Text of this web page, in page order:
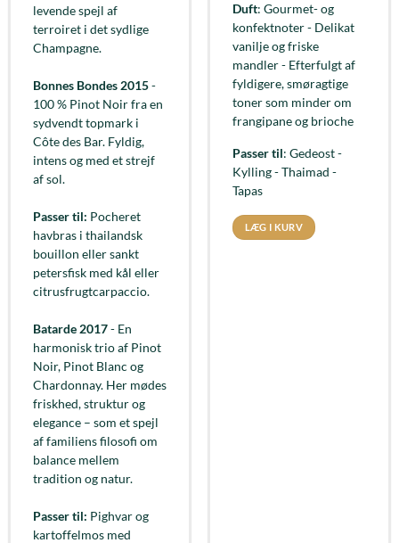
levende spejl af
terroiret i det sydlige
Champagne.
Bonnes Bondes 2015-
100 % Pinot Noir fra en
sydvendt topmark i
Côte des Bar. Fyldig,
intens og med et strejf
af sol.
Passer til: Pocheret
havbras i thailandsk
bouillon eller sankt
petersfisk med kål eller
citrusfrugtcarpaccio.
Batarde 2017- En
harmonisk trio af Pinot
Noir, Pinot Blanc og
Chardonnay. Her mødes
friskhed, struktur og
elegance – som et spejl
af familiens filosofi om
balance mellem
tradition og natur.
Passer til: Pighvar og
kartoffelmos med
Duft: Gourmet- og
konfektnoter - Delikat
vanilje og friske
mandler - Efterfulgt af
fyldigere, smøragtige
toner som minder om
frangipane og brioche
Passer til: Gedeost -
Kylling - Thaimad -
Tapas
LÆG I KURV